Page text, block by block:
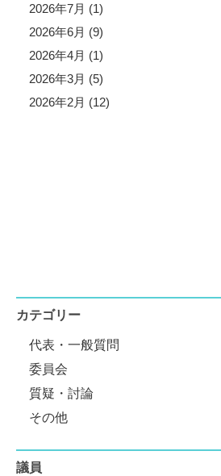
2026年7月 (1)
2026年6月 (9)
2026年4月 (1)
2026年3月 (5)
2026年2月 (12)
カテゴリー
代表・一般質問
委員会
質疑・討論
その他
議員